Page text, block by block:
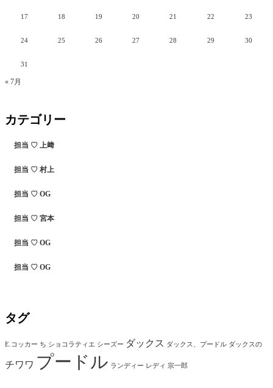
17 18 19 20 21 22 23
24 25 26 27 28 29 30
31
« 7月
カテゴリー
担当 ♡ 上﨑
担当 ♡ 村上
担当 ♡ OG
担当 ♡ 宮本
担当 ♡ OG
担当 ♡ OG
タグ
E.コッカー ち ショコラティエ シーズー ダックス ダックス、プードル ダックスの
チワワ プードル ランディー レディ 宗一郎